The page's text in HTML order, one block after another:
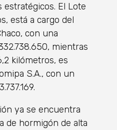
El Lote
está a cargo del
con una
mientras
kilómetros, es
S.A., con un
ya se encuentra
de hormigón de alta